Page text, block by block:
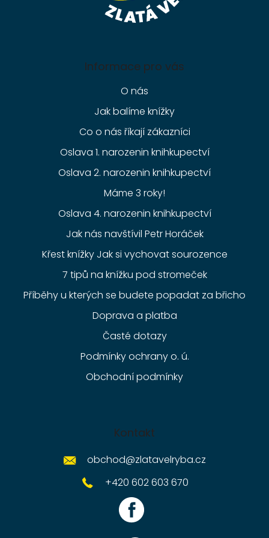
Informace pro vás
O nás
Jak balíme knížky
Co o nás říkají zákazníci
Oslava 1. narozenin knihkupectví
Oslava 2. narozenin knihkupectví
Máme 3 roky!
Oslava 4. narozenin knihkupectví
Jak nás navštívil Petr Horáček
Křest knížky Jak si vychovat sourozence
7 tipů na knížku pod stromeček
Příběhy u kterých se budete popadat za břicho
Doprava a platba
Časté dotazy
Podmínky ochrany o. ú.
Obchodní podmínky
Kontakt
obchod@zlatavelryba.cz
+420 602 603 670